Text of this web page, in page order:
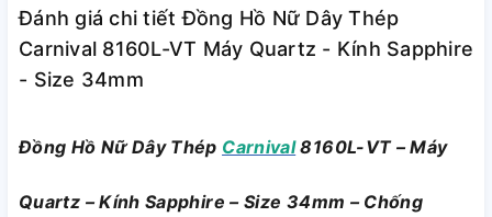
Đánh giá chi tiết Đồng Hồ Nữ Dây Thép
Carnival 8160L-VT Máy Quartz - Kính Sapphire
- Size 34mm
Đồng Hồ Nữ Dây Thép Carnival 8160L-VT – Máy
Quartz – Kính Sapphire – Size 34mm – Chống